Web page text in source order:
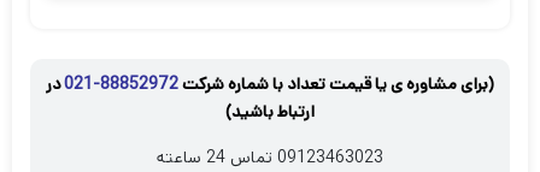
(برای مشاوره ی یا قیمت تعداد با شماره شرکت88852972-021
در
ارتباط باشید)
09123463023 تماس 24 ساعته